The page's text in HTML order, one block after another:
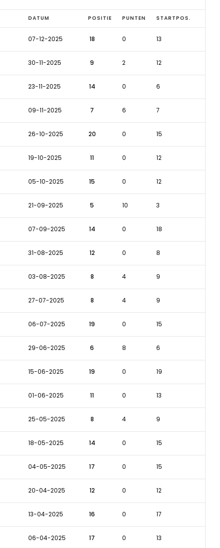
DATUM POSITIE PUNTEN STARTPOS.
07-12-2025 18 0 13
30-11-2025 9 2 12
23-11-2025 14 0 6
09-11-2025 7 6 7
26-10-2025 20 0 15
19-10-2025 11 0 12
05-10-2025 15 0 12
21-09-2025 5 10 3
07-09-2025 14 0 18
31-08-2025 12 0 8
03-08-2025 8 4 9
27-07-2025 8 4 9
06-07-2025 19 0 15
29-06-2025 6 8 6
15-06-2025 19 0 19
01-06-2025 11 0 13
25-05-2025 8 4 9
18-05-2025 14 0 15
04-05-2025 17 0 15
20-04-2025 12 0 12
13-04-2025 16 0 17
06-04-2025 17 0 13